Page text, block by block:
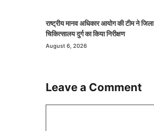
राष्ट्रीय मानव अधिकार आयोग की टीम ने जिला
चिकित्सालय दुर्ग का किया निरीक्षण
August 6, 2026
Leave a Comment